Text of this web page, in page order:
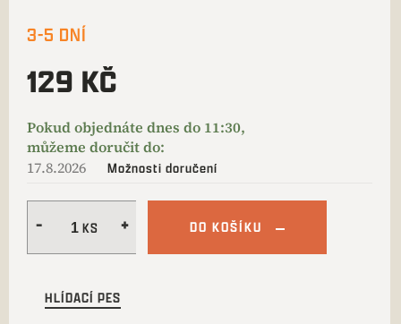
3-5 DNÍ
129 KČ
17.8.2026 Možnosti doručení
DO KOŠÍKU
HLÍDACÍ PES